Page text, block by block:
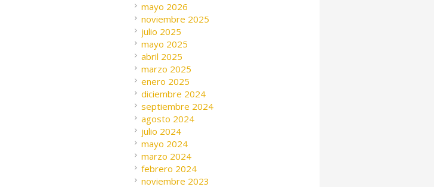
mayo 2026
noviembre 2025
julio 2025
mayo 2025
abril 2025
marzo 2025
enero 2025
diciembre 2024
septiembre 2024
agosto 2024
julio 2024
mayo 2024
marzo 2024
febrero 2024
noviembre 2023